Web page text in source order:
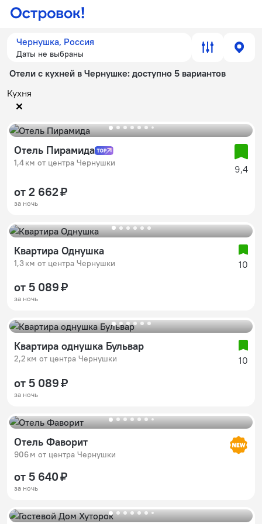
Чернушка, Россия
Даты не выбраны
Отели с кухней в Чернушке: доступно 5 вариантов
Кухня
Отель Пирамида
1,4 км от центра Чернушки
9,4
от 2 662 ₽
за ночь
Квартира Однушка
1,3 км от центра Чернушки 10
от 5 089 ₽
за ночь
Квартира однушка Бульвар
2,2 км от центра Чернушки 10
от 5 089 ₽
за ночь
Отель Фаворит
906 м от центра Чернушки
от 5 640 ₽
за ночь